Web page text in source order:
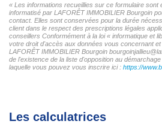
« Les informations recueillies sur ce formulaire sont
informatisé par LAFORÊT IMMOBILIER Bourgoin
contact. Elles sont conservées pour la durée
client dans le respect des prescriptions légales
conseillers Conformément à la loi « informatique et
votre droit d'accès aux données vous concernant
LAFORÊT IMMOBILIER Bourgoin
de l'existence de la liste d'opposition au
laquelle vous pouvez vous inscrire ici : https://
Les calculatrices